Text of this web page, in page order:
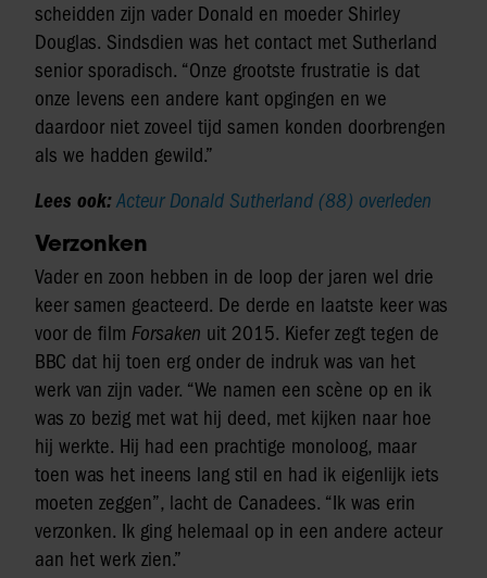
scheidden zijn vader Donald en moeder Shirley
Douglas. Sindsdien was het contact met Sutherland
senior sporadisch. “Onze grootste frustratie is dat
onze levens een andere kant opgingen en we
daardoor niet zoveel tijd samen konden doorbrengen
als we hadden gewild.”
Lees ook:Acteur Donald Sutherland (88) overleden
Verzonken
Vader en zoon hebben in de loop der jaren wel drie
keer samen geacteerd. De derde en laatste keer was
voor de film Forsaken uit 2015. Kiefer zegt tegen de
BBC dat hij toen erg onder de indruk was van het
werk van zijn vader. “We namen een scène op en ik
was zo bezig met wat hij deed, met kijken naar hoe
hij werkte. Hij had een prachtige monoloog, maar
toen was het ineens lang stil en had ik eigenlijk iets
moeten zeggen”, lacht de Canadees. “Ik was erin
verzonken. Ik ging helemaal op in een andere acteur
aan het werk zien.”